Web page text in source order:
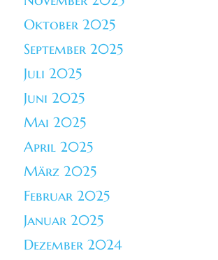
Oktober 2025
September 2025
Juli 2025
Juni 2025
Mai 2025
April 2025
März 2025
Februar 2025
Januar 2025
Dezember 2024